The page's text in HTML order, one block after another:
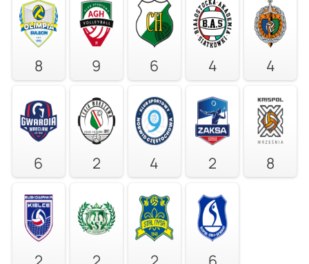
8 9 6 4 4
6 2 4 2 8